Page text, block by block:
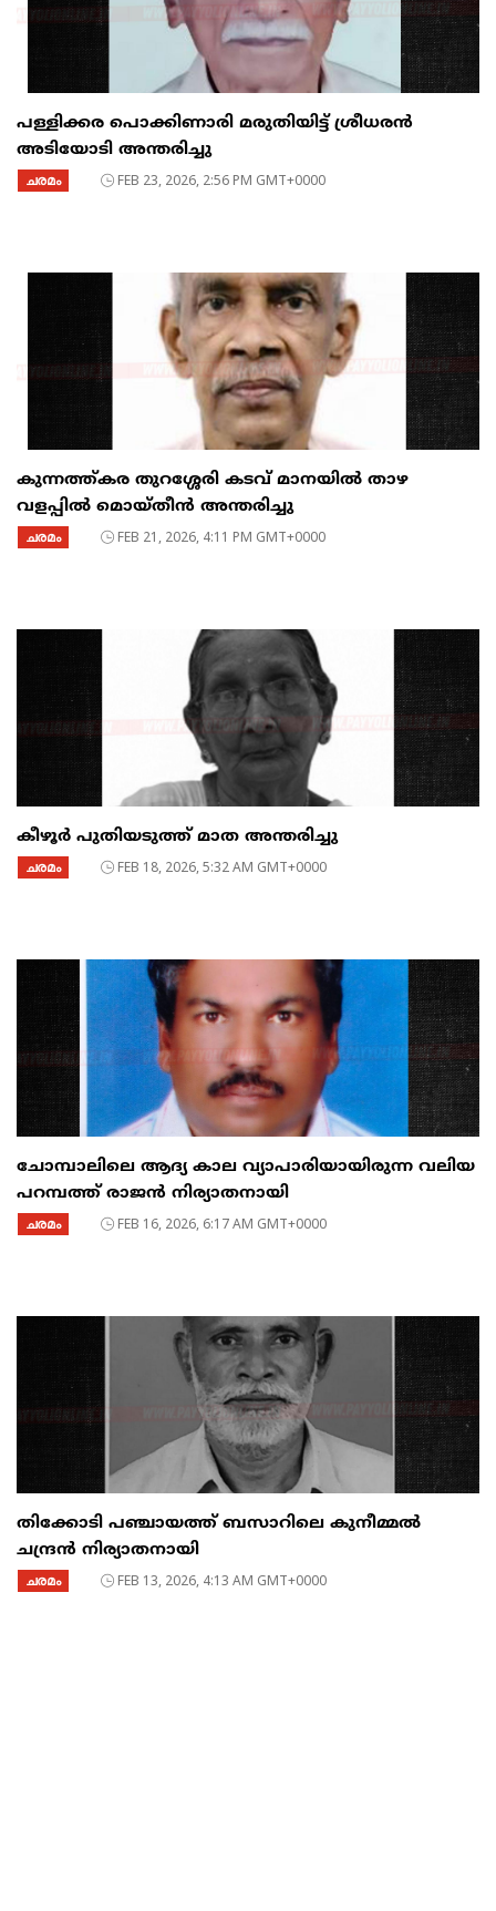
പള്ളിക്കര പൊക്കിണാരി മരുതിയിട്ട് ശ്രീധരൻ
അടിയോടി അന്തരിച്ചു
ചരമം FEB 23, 2026, 2:56 PM GMT+0000
കുന്നത്ത്കര തുറശ്ശേരി കടവ് മാനയിൽ താഴ
വളപ്പിൽ മൊയ്തീൻ അന്തരിച്ചു
ചരമം FEB 21, 2026, 4:11 PM GMT+0000
കീഴൂർ പുതിയടുത്ത് മാത അന്തരിച്ചു
ചരമം FEB 18, 2026, 5:32 AM GMT+0000
ചോമ്പാലിലെ ആദ്യ കാല വ്യാപാരിയായിരുന്ന വലിയ
പറമ്പത്ത് രാജൻ നിര്യാതനായി
ചരമം FEB 16, 2026, 6:17 AM GMT+0000
തിക്കോടി പഞ്ചായത്ത് ബസാറിലെ കുനീമ്മൽ
ചന്ദ്രൻ നിര്യാതനായി
ചരമം FEB 13, 2026, 4:13 AM GMT+0000